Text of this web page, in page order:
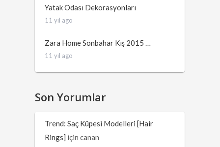
Yatak Odası Dekorasyonları
11 yıl ago
Zara Home Sonbahar Kış 2015 …
11 yıl ago
Son Yorumlar
Trend: Saç Küpesi Modelleri [Hair
Rings] içincanan